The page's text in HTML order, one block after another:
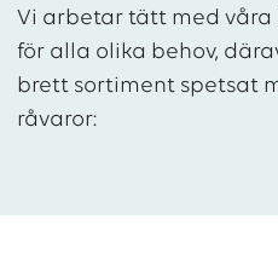
Vi arbetar tätt med våra
för alla olika behov,
brett sortiment spetsat
råvaror: